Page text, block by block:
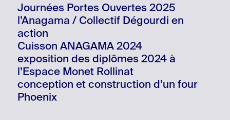
Journées Portes Ouvertes 2025
l’Anagama / Collectif Dégourdi en
action
Cuisson ANAGAMA 2024
exposition des diplômes 2024 à
l’Espace Monet Rollinat
conception et construction d’un four
Phoenix